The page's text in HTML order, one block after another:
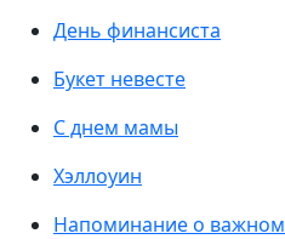
День финансиста
Букет невесте
С днем мамы
Хэллоуин
Напоминание о важном